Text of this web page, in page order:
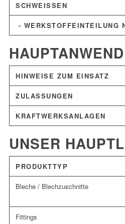
SCHWEISSEN
- WERKSTOFFEINTEILUNG
HINWEISE ZUM EINSATZ
ZULASSUNGEN
KRAFTWERKSANLAGEN
UNSER
PRODUKTTYP
Bleche / Blechzuschnitte
Fittings